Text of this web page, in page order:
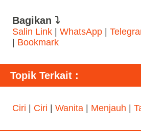
Bagikan ⤵
Salin Link | WhatsApp |
| Bookmark
Topik Terkait :
Ciri | Ciri | Wanita | Menjauh |